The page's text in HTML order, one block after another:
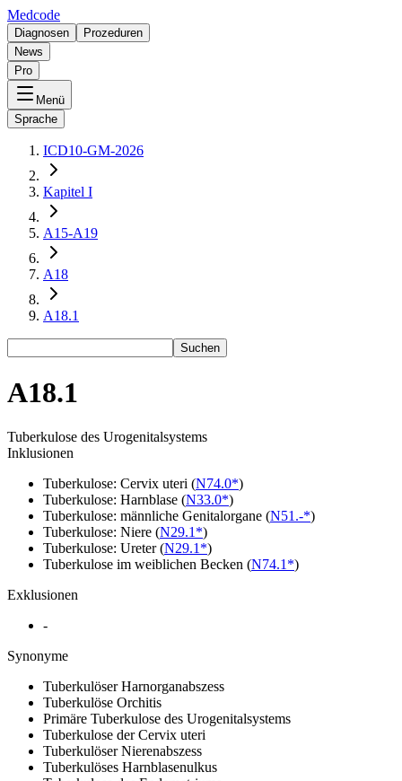
Medcode
Diagnosen
Prozeduren
News
Pro
Menü
Sprache
ICD10-GM-2026
Kapitel I
A15-A19
A18
A18.1
Suchen
A18.1
Tuberkulose des Urogenitalsystems
Inklusionen
Tuberkulose: Cervix uteri (N74.0*)
Tuberkulose: Harnblase (N33.0*)
Tuberkulose: männliche Genitalorgane (N51.-*)
Tuberkulose: Niere (N29.1*)
Tuberkulose: Ureter(N29.1*)
Tuberkulose im weiblichen Becken (N74.1*)
Exklusionen
-
Synonyme
Tuberkulöser Harnorganabszess
Tuberkulöse Orchitis
Primäre Tuberkulose des Urogenitalsystems
Tuberkulose der Cervix uteri
Tuberkulöser Nierenabszess
Tuberkulöses Harnblasenulkus